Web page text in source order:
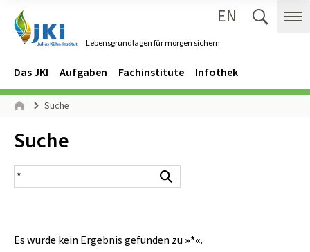
Lebensgrundlagen für morgen sichern
EN
Navigation
Hauptmenü
Das JKI Aufgaben Fachinstitute Infothek
Seitenpfad
Suche
Inhalt:
Suche
Suchergebnis
Es wurde kein Ergebnis gefunden zu »*«.